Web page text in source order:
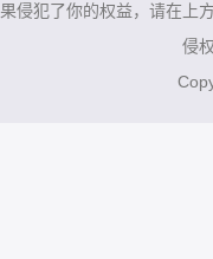
果侵犯了你的权益，请在上
侵